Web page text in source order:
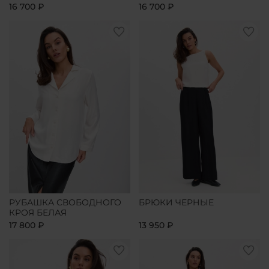
16 700 ₽
16 700 ₽
РУБАШКА СВОБОДНОГО
КРОЯ БЕЛАЯ
17 800 ₽
БРЮКИ ЧЕРНЫЕ
13 950 ₽